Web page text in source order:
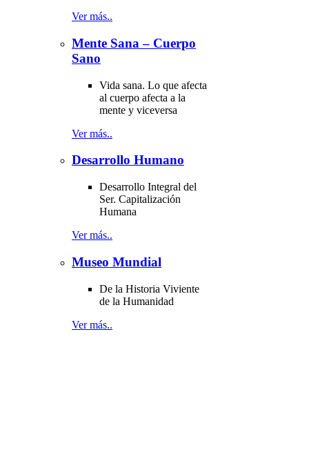
Ver más..
Mente Sana – Cuerpo
Sano
Vida sana. Lo que afecta
al cuerpo afecta a la
mente y viceversa
Ver más..
Desarrollo Humano
Desarrollo Integral del
Ser. Capitalización
Humana
Ver más..
Museo Mundial
De la Historia Viviente
de la Humanidad
Ver más..